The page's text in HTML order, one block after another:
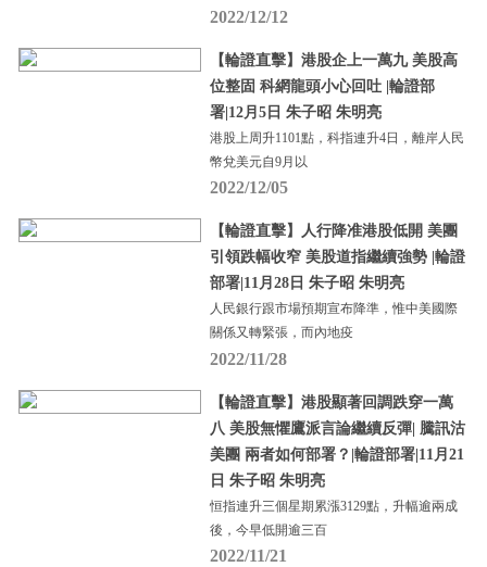
2022/12/12
【輪證直擊】港股企上一萬九 美股高
位整固 科網龍頭小心回吐 |輪證部
署|12月5日 朱子昭 朱明亮
港股上周升1101點，科指連升4日，離岸人民
幣兌美元自9月以
2022/12/05
【輪證直擊】人行降准港股低開 美團
引領跌幅收窄 美股道指繼續強勢 |輪證
部署|11月28日 朱子昭 朱明亮
人民銀行跟市場預期宣布降準，惟中美國際
關係又轉緊張，而內地疫
2022/11/28
【輪證直擊】港股顯著回調跌穿一萬
八 美股無懼鷹派言論繼續反彈| 騰訊沽
美團 兩者如何部署？|輪證部署|11月21
日 朱子昭 朱明亮
恒指連升三個星期累漲3129點，升幅逾兩成
後，今早低開逾三百
2022/11/21